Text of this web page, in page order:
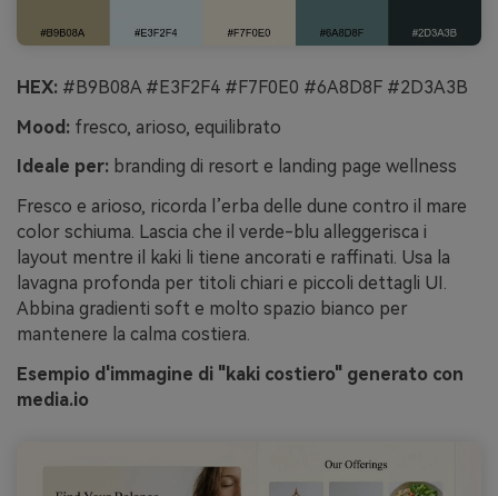
HEX: #B9B08A #E3F2F4 #F7F0E0 #6A8D8F #2D3A3B
Mood: fresco, arioso, equilibrato
Ideale per: branding di resort e landing page wellness
Fresco e arioso, ricorda l’erba delle dune contro il mare
color schiuma. Lascia che il verde-blu alleggerisca i
layout mentre il kaki li tiene ancorati e raffinati. Usa la
lavagna profonda per titoli chiari e piccoli dettagli UI.
Abbina gradienti soft e molto spazio bianco per
mantenere la calma costiera.
Esempio d'immagine di "kaki costiero" generato con
media.io